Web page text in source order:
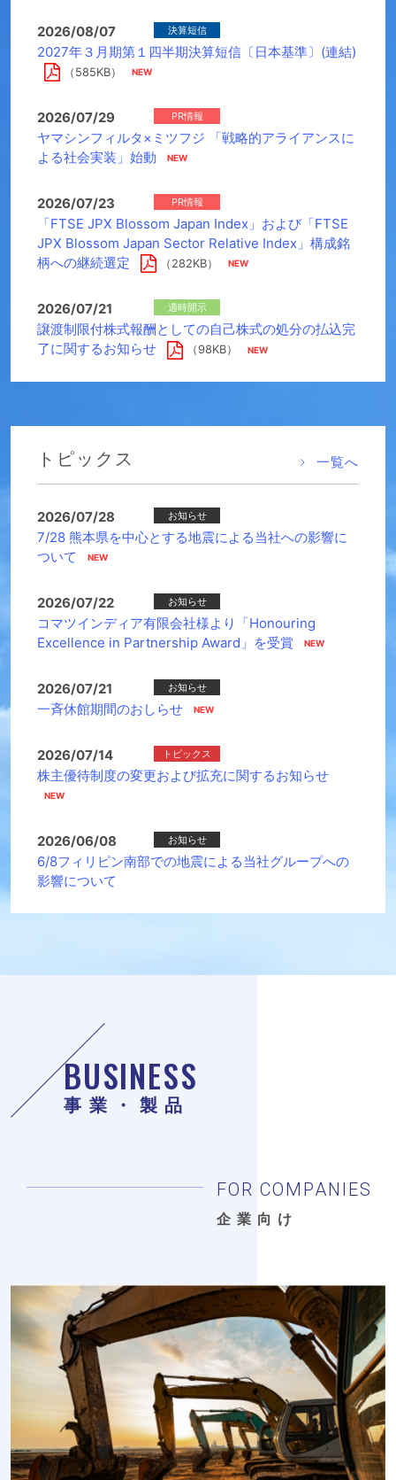
2026/08/07 決算短信
2027年３月期第１四半期決算短信〔日本基準〕(連結)
（585KB）
2026/07/29 PR情報
ヤマシンフィルタ×ミツフジ 「戦略的アライアンスに
よる社会実装」始動
2026/07/23 PR情報
「FTSE JPX Blossom Japan Index」および「FTSE
JPX Blossom Japan Sector Relative Index」構成銘
柄への継続選定
（282KB）
2026/07/21 適時開示
譲渡制限付株式報酬としての自己株式の処分の払込完
了に関するお知らせ
（98KB）
トピックス
2026/07/28 お知らせ
7/28 熊本県を中心とする地震による当社への影響に
ついて
2026/07/22 お知らせ
コマツインディア有限会社様より「Honouring
Excellence in Partnership Award」を受賞
2026/07/21 お知らせ
一斉休館期間のおしらせ
2026/07/14 トピックス
株主優待制度の変更および拡充に関するお知らせ
2026/06/08 お知らせ
6/8フィリピン南部での地震による当社グループへの
影響について
一覧へ
BUSINESS
事業・製品
FOR COMPANIES
企業向け